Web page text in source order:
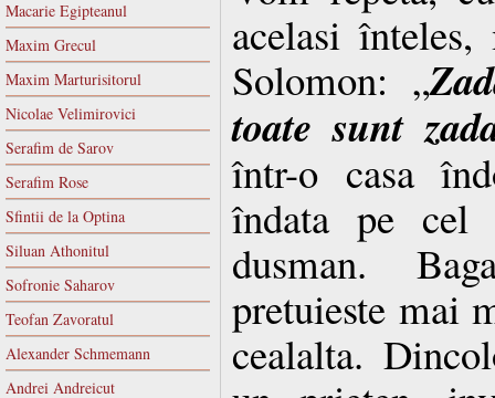
Macarie Egipteanul
Maxim Grecul
Maxim Marturisitorul
Nicolae Velimirovici
Serafim de Sarov
Serafim Rose
Sfintii de la Optina
Siluan Athonitul
Sofronie Saharov
Teofan Zavoratul
Alexander Schmemann
Andrei Andreicut
acelasi
Solomon: „
toate sunt
într-o casa
îndata pe
dusman.
pretuieste mai
cealalta.